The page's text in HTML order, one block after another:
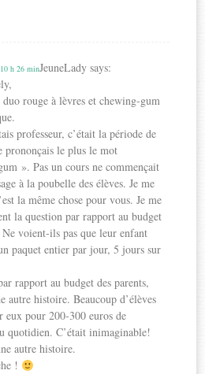
JeuneLady says:
h 26 min
rouge à lèvres et chewing-gum
professeur, c’était la période de
prononçais le plus le mot
». Pas un cours ne commençait
à la poubelle des élèves. Je me
la même chose pour vous. Je me
la question par rapport au budget
Ne voient-ils pas que leur enfant
paquet entier par jour, 5 jours sur
rapport au budget des parents,
autre histoire. Beaucoup d’élèves
eux pour 200-300 euros de
quotidien. C’était inimaginable!
autre histoire.
!